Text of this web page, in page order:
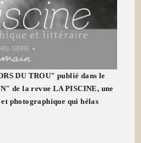
DU TROU" publié dans le
de la revue LA PISCINE, une
photographique qui hélas